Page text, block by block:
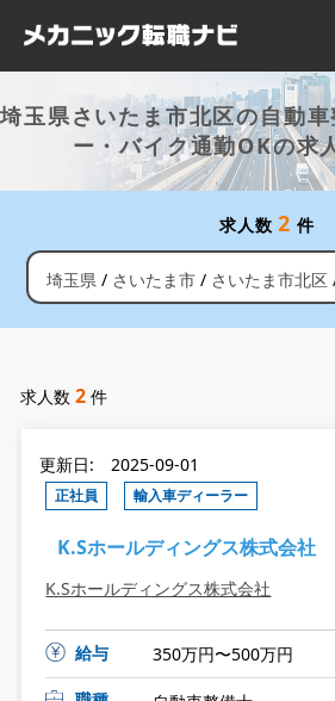
埼玉県さいたま市北区の自動
ー・バイク通勤OKの求
求人数 2 件
埼玉県 さいたま市 さいたま市北区
求人数2 件
更新日: 2025-09-01
正社員 輸入車ディーラー
K.Sホールディングス株式会社
K.Sホールディングス株式会社
給与
350万円〜500万円